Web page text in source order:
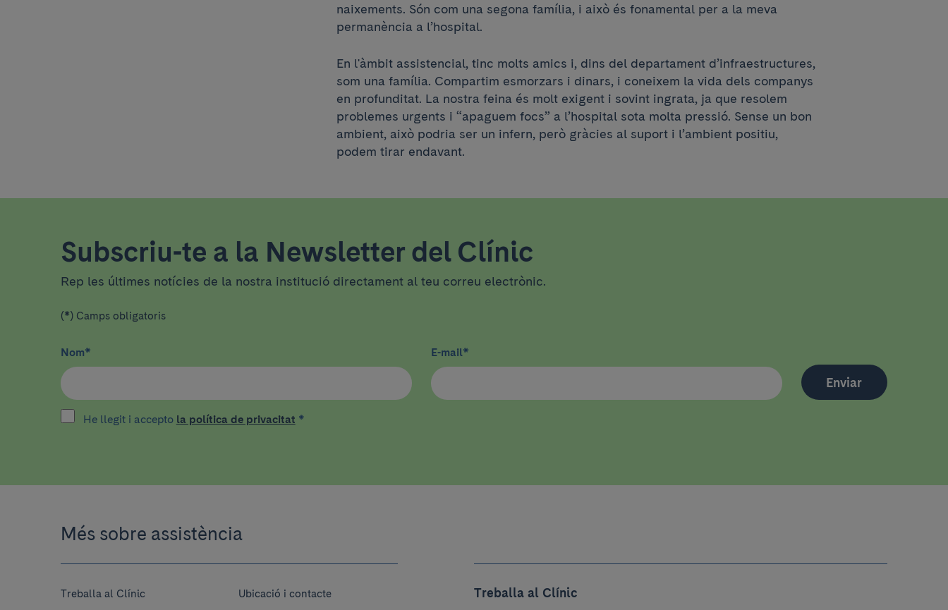
naixements. Són com una segona família, i això és fonamental per a la meva
permanència a l’hospital.
En l'àmbit assistencial, tinc molts amics i, dins del departament d’infraestructures,
som una família. Compartim esmorzars i dinars, i coneixem la vida dels companys
en profunditat. La nostra feina és molt exigent i sovint ingrata, ja que resolem
problemes urgents i “apaguem focs” a l’hospital sota molta pressió. Sense un bon
ambient, això podria ser un infern, però gràcies al suport i l’ambient positiu,
podem tirar endavant.
Subscriu-te a la Newsletter del Clínic
Rep les últimes notícies de la nostra institució directament al teu correu electrònic.
(*) Camps obligatoris
Nom* E-mail*
He llegit i accepto la política de privacitat *
Enviar
Més sobre assistència
Treballa al Clínic Ubicació i contacte Treballa al Clínic